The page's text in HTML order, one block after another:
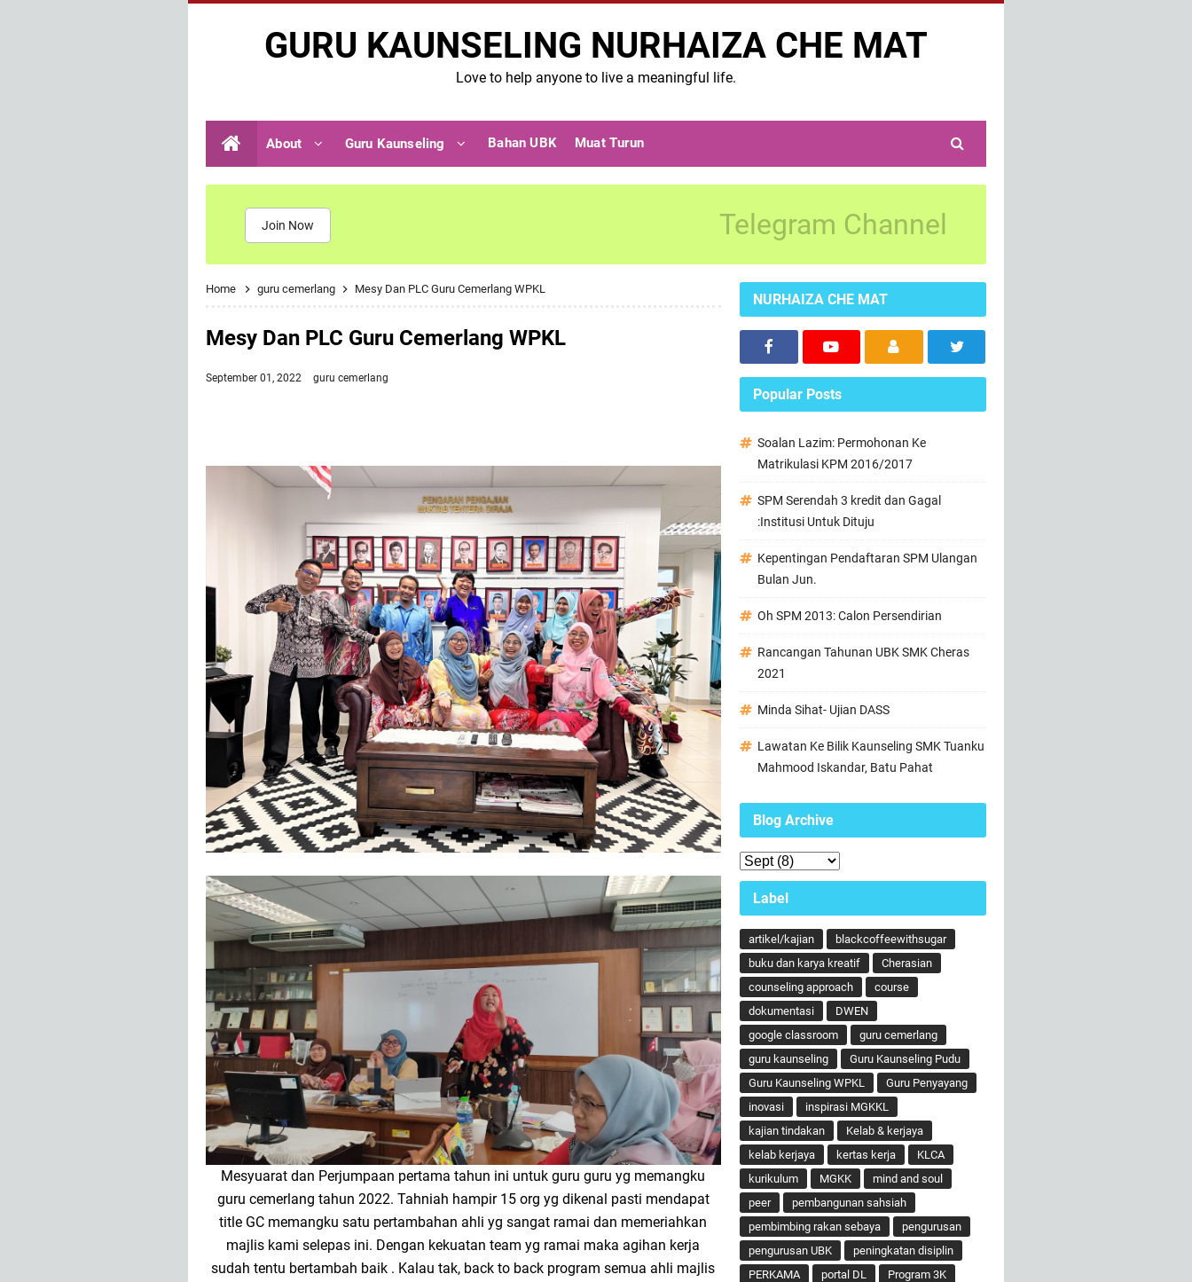
GURU KAUNSELING NURHAIZA CHE MAT
Love to help anyone to live a meaningful life.
About Guru Kaunseling Bahan UBK Muat Turun
Join Now Telegram Channel
Home guru cemerlang Mesy Dan PLC Guru Cemerlang WPKL
Mesy Dan PLC Guru Cemerlang WPKL
September 01, 2022 guru cemerlang
Mesyuarat dan Perjumpaan pertama tahun ini untuk guru guru yg memangku
guru cemerlang tahun 2022. Tahniah hampir 15 org yg dikenal pasti mendapat
title GC memangku satu pertambahan ahli yg sangat ramai dan memeriahkan
majlis kami selepas ini. Dengan kekuatan team yg ramai maka agihan kerja
sudah tentu bertambah baik . Kalau tak, back to back program semua ahli majlis
NURHAIZA CHE MAT
Popular Posts
Soalan Lazim: Permohonan Ke
Matrikulasi KPM 2016/2017
SPM Serendah 3 kredit dan Gagal
:Institusi Untuk Dituju
Kepentingan Pendaftaran SPM Ulangan
Bulan Jun.
Oh SPM 2013: Calon Persendirian
Rancangan Tahunan UBK SMK Cheras
2021
Minda Sihat- Ujian DASS
Lawatan Ke Bilik Kaunseling SMK Tuanku
Mahmood Iskandar, Batu Pahat
Blog Archive
Label
artikel/kajian
blackcoffeewithsugar
buku dan karya kreatif
Cherasian
counseling approach
course
dokumentasi
DWEN
google classroom
guru cemerlang
guru kaunseling
Guru Kaunseling Pudu
Guru Kaunseling WPKL
Guru Penyayang
inovasi
inspirasi MGKKL
kajian tindakan
Kelab & kerjaya
kelab kerjaya
kertas kerja
KLCA
kurikulum
MGKK
mind and soul
peer
pembangunan sahsiah
pembimbing rakan sebaya
pengurusan
pengurusan UBK
peningkatan disiplin
PERKAMA
portal DL
Program 3K